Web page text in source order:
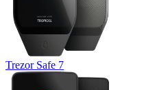
Trezor Safe 7